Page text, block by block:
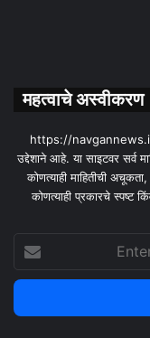
महत्वाचे अस्वीकरण
https://navgannews.in/
उद्देशाने आहे. या साइटवर सर्व
कोणत्याही माहितीची अचूकता,
कोणत्याही प्रकारचे स्पष्ट
your
Email